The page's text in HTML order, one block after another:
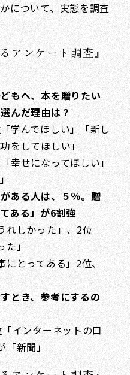
について、実態を調査
アンケート調査』
もへ、本を贈りたい
んだ理由は？
学んでほしい」「新し
をしてほしい」
幸せになってほしい」
ある人は、５％。贈
ある」が6割強
れしかった」、2位
た」
にとってある」2位、
とき、参考にするの
インターネットの口
「新聞」